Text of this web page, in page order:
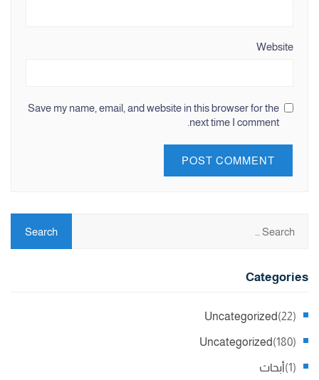
Website
Save my name, email, and website in this browser for the
next time I comment.
Categories
Uncategorized (22)
Uncategorized (180)
أبحاث (1)